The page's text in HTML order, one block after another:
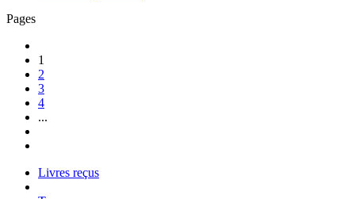
Pages
1
2
3
4
...
Livres reçus